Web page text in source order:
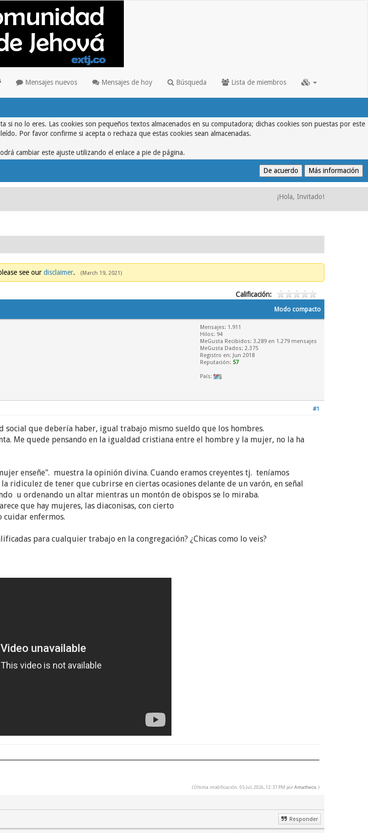
Mensajes nuevos Mensajes de hoy Búsqueda Lista de miembros
no lo eres. Las cookies son pequeños textos almacenados en su computadora; dichas cookies son puestas por este
Por favor confirme si acepta o rechaza que estas cookies sean almacenadas.
cambiar este ajuste utilizando el enlace a pie de página.
¡Hola, Invitado!
see our disclaimer. (March 19, 2021)
Calificación:
Modo compacto
Mensajes: 1.911
Hilos: 94
MeGusta Recibidos: 3.289 en 1.279 mensajes
MeGusta Dados: 2.375
Registro en: Jun 2018
Reputación: 57
País:
#1
social que debería haber, igual trabajo mismo sueldo que los hombres.
Me quede pensando en la igualdad cristiana entre el hombre y la mujer, no la ha
enseñe". muestra la opinión divina. Cuando eramos creyentes tj. teníamos
de tener que cubrirse en ciertas ocasiones delante de un varón, en señal
u ordenando un altar mientras un montón de obispos se lo miraba.
que hay mujeres, las diaconisas, con cierto
cuidar enfermos.
para cualquier trabajo en la congregación? ¿Chicas como lo veis?
(Última modificación: 05 Jul, 2026, 12:37 PM porAmatheos .)
Responder